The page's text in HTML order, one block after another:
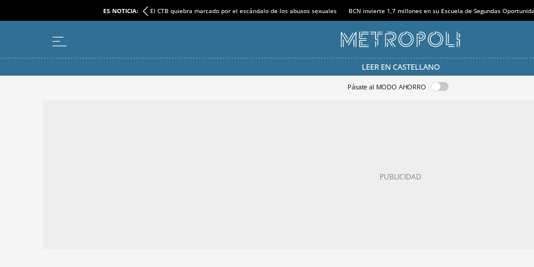
ES NOTICIA: El CTB quiebra marcado por el escándalo de los abusos sexuales BCN invierte 1,7 millones en su Escuela de Segundas
LEER EN CASTELLANO
Pásate al MODO AHORRO